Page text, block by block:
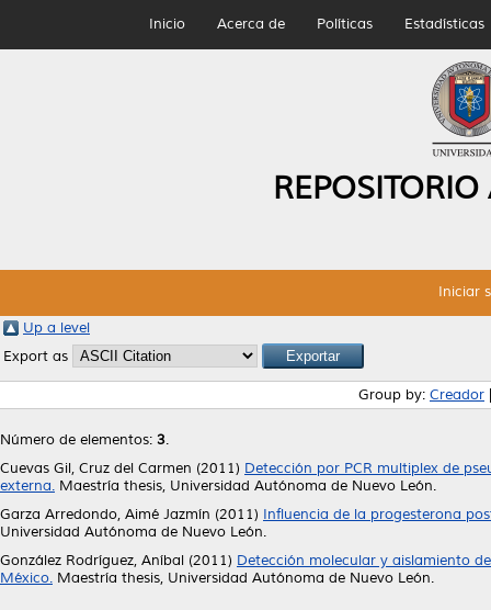
Inicio Acerca de Políticas Estadísticas
Iniciar
Up a level
Export as
Group by: Creador
Número de elementos: 3.
Cuevas Gil, Cruz del Carmen (2011) Detección por PCR multiplex de
externa. Maestría thesis, Universidad Autónoma de Nuevo León.
Garza Arredondo, Aimé Jazmín (2011) Influencia de la progesterona
Universidad Autónoma de Nuevo León.
González Rodríguez, Aníbal (2011) Detección molecular y aislamiento
México. Maestría thesis, Universidad Autónoma de Nuevo León.